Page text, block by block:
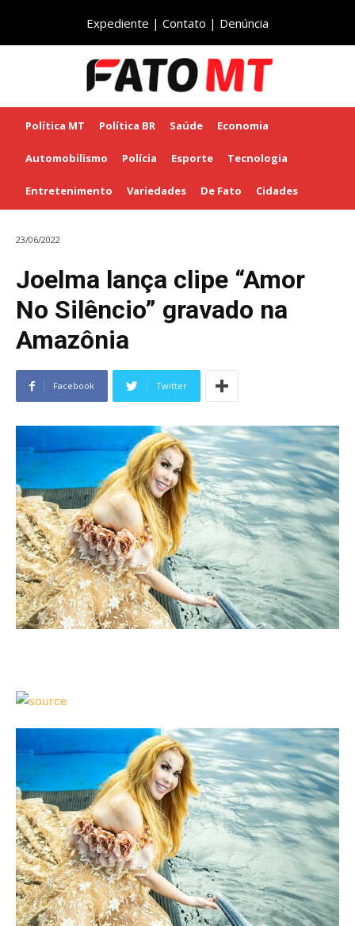
Expediente | Contato | Denúncia
Política MT Política BR Saúde Economia
Automobilismo Polícia Esporte Tecnologia
Entretenimento Variedades De Fato Cidades
23/06/2022
Joelma lança clipe “Amor
No Silêncio” gravado na
Amazônia
Facebook Twitter